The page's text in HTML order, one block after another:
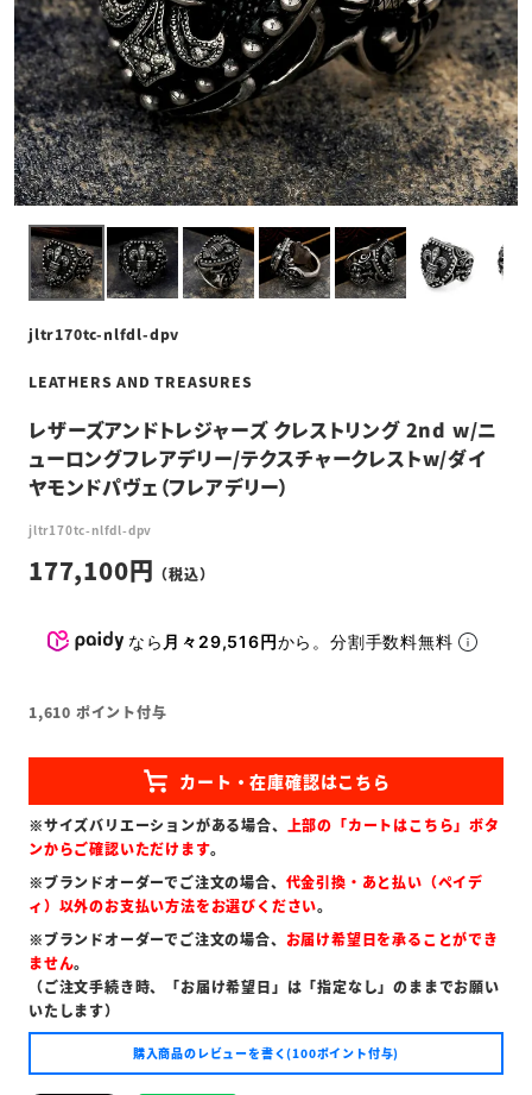
jltr170tc-nlfdl-dpv
LEATHERS AND TREASURES
レザーズアンドトレジャーズ クレストリング 2nd w/ニ
ューロングフレアデリー/テクスチャークレストw/ダイ
ヤモンドパヴェ（フレアデリー）
jltr170tc-nlfdl-dpv
177,100
なら 月々29,516円から。分割手数料無料
1,610 ポイント付与
※サイズバリエーションがある場合、 上部の「カートはこちら」ボタ
ンからご確認いただけます。
※ブランドオーダーでご注文の場合、 代金引換・あと払い（ペイデ
ィ）以外のお支払い方法をお選びください。
※ブランドオーダーでご注文の場合、 お届け希望日を承ることができ
ません。
（ご注文手続き時、「お届け希望日」は「指定なし」のままでお願い
いたします）
購入商品のレビューを書く(100ポイント付与)